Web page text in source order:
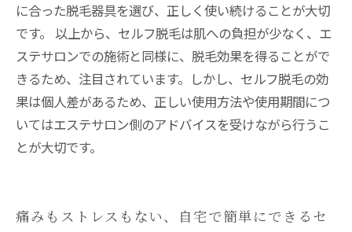
に合った脱毛器具を選び、正しく使い続けることが大切
です。 以上から、セルフ脱毛は肌への負担が少なく、エ
ステサロンでの施術と同様に、脱毛効果を得ることがで
きるため、注目されています。しかし、セルフ脱毛の効
果は個人差があるため、正しい使用方法や使用期間につ
いてはエステサロン側のアドバイスを受けながら行うこ
とが大切です。
痛みもストレスもない、自宅で簡単にできるセ